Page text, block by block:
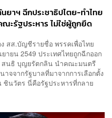
ยาฯ ฉีกประชาธิปไตย-ทำไทย
ะรัฐประหาร ไม่ใช่ผู้ถูกยึด
สส.บัญชีรายชื่อ พรรคเพื่อไทย
ายน 2549 ประเทศไทยถูกฉีกออก
สนธิ บุญยรัตกลิน นำคณะมนตรี
จจากรัฐบาลที่มาจากการเลือกตั้ง
นวัตร นี่คือรัฐประหารที่กลาย